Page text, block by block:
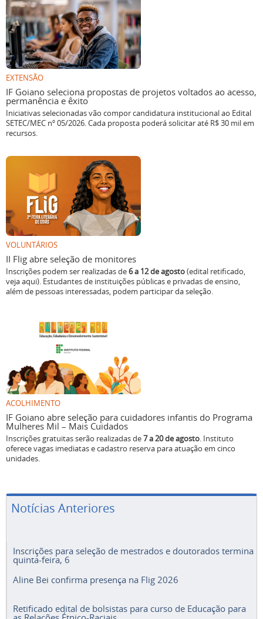
EXTENSÃO
IF Goiano seleciona propostas de projetos voltados ao acesso,
permanência e êxito
Iniciativas selecionadas vão compor candidatura institucional ao Edital
SETEC/MEC nº 05/2026. Cada proposta poderá solicitar até R$ 30 mil em
recursos.
VOLUNTÁRIOS
II Flig abre seleção de monitores
Inscrições podem ser realizadas de6 a 12 de agosto(edital retificado,
veja aqui). Estudantes de instituições públicas e privadas de ensino,
além de pessoas interessadas, podem participar da seleção.
ACOLHIMENTO
IF Goiano abre seleção para cuidadores infantis do Programa
Mulheres Mil – Mais Cuidados
Inscrições gratuitas serão realizadas de7 a 20 de agosto. Instituto
oferece vagas imediatas e cadastro reserva para atuação em cinco
unidades.
Notícias Anteriores
Inscrições para seleção de mestrados e doutorados termina
quinta-feira, 6
Aline Bei confirma presença na Flig 2026
Retificado edital de bolsistas para curso de Educação para